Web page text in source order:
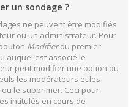
un sondage ?
ne peuvent être modifiés
ou un administrateur. Pour
Modifierdu premier
auquel est associé le
peut modifier une option ou
les modérateurs et les
le supprimer. Ceci pour
intitulés en cours de